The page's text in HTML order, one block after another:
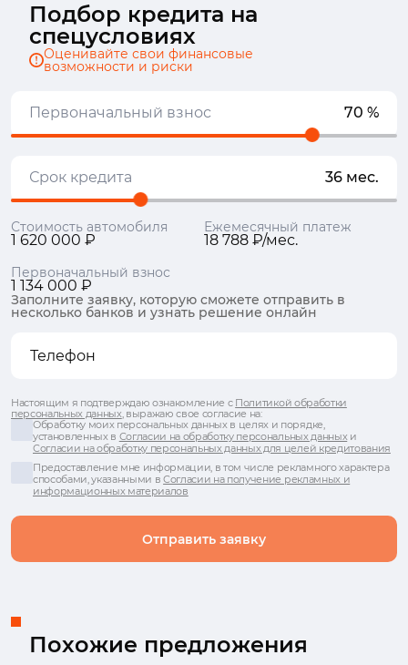
Подбор кредита на
спецусловиях
Оценивайте свои финансовые
возможности и риски
Первоначальный взнос 70 %
Срок кредита 36 мес.
Стоимость автомобиля
1 620 000 ₽
Ежемесячный платеж
18 788 ₽/мес.
Первоначальный взнос
1 134 000 ₽
Заполните заявку, которую сможете отправить в
несколько банков и узнать решение онлайн
Отправить заявку
Настоящим я подтверждаю ознакомление с Политикой обработки
персональных данных, выражаю свое согласие на:
Обработку моих персональных данных в целях и порядке,
установленных в Согласии на обработку персональных данныхи
Согласии на обработку персональных данных для целей кредитования
Предоставление мне информации, в том числе рекламного характера
способами, указанными вСогласии на получение рекламных и
информационных материалов
Похожие предложения